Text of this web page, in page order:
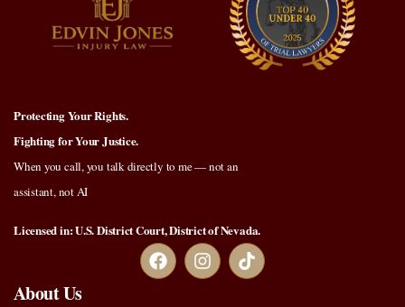
Protecting Your Rights.
Fighting for Your Justice.
When you call, you talk directly to me — not an
assistant, not AI
Licensed in: U.S. District Court, District of Nevada.
About Us